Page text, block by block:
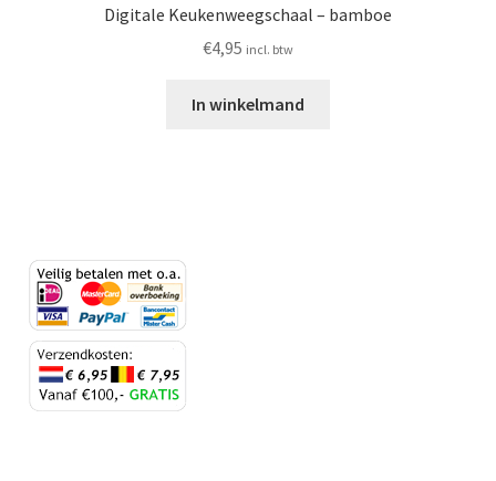
Digitale Keukenweegschaal – bamboe
€4,95 incl. btw
In winkelmand